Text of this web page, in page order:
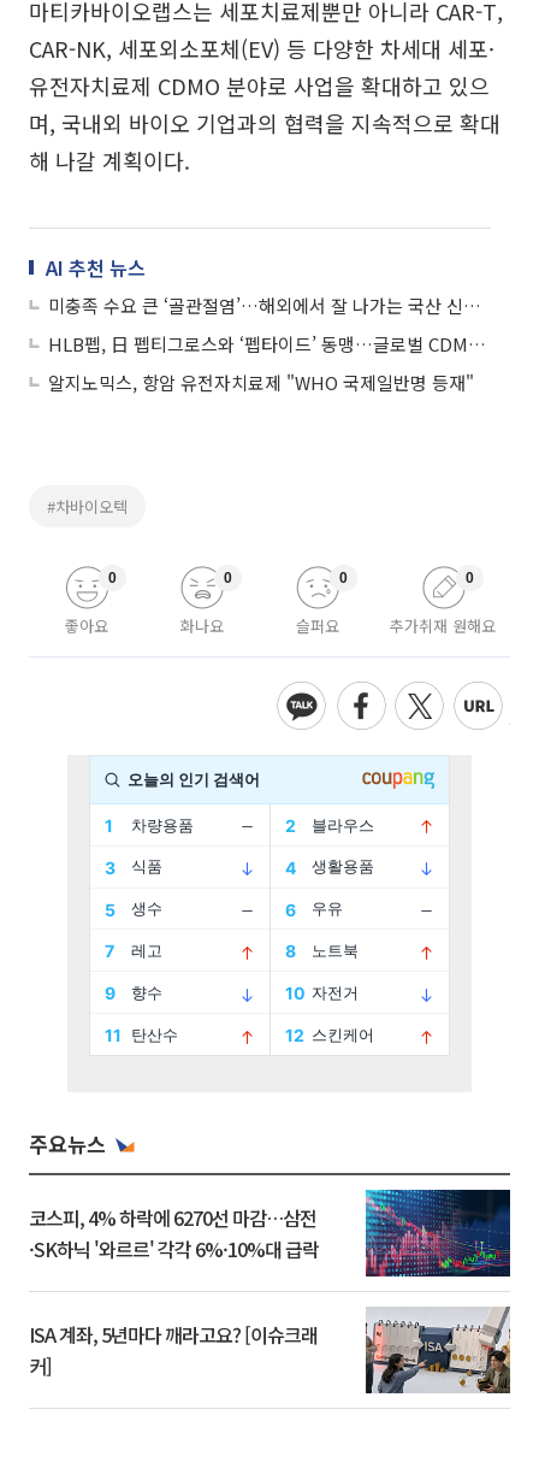
마티카바이오랩스는 세포치료제뿐만 아니라 CAR-T,
CAR-NK, 세포외소포체(EV) 등 다양한 차세대 세포·
유전자치료제 CDMO 분야로 사업을 확대하고 있으
며, 국내외 바이오 기업과의 협력을 지속적으로 확대
해 나갈 계획이다.
AI 추천 뉴스
미충족 수요 큰 ‘골관절염’…해외에서 잘 나가는 국산 신약들
HLB펩, 日 펩티그로스와 ‘펩타이드’ 동맹…글로벌 CDMO 영토 넓힌다
알지노믹스, 항암 유전자치료제 "WHO 국제일반명 등재"
#차바이오텍
좋아요
0
화나요
0
슬퍼요
0
추가취재 원해요
0
주요뉴스
코스피, 4% 하락에 6270선 마감…삼전
·SK하닉 '와르르' 각각 6%·10%대 급락
ISA 계좌, 5년마다 깨라고요? [이슈크래
커]